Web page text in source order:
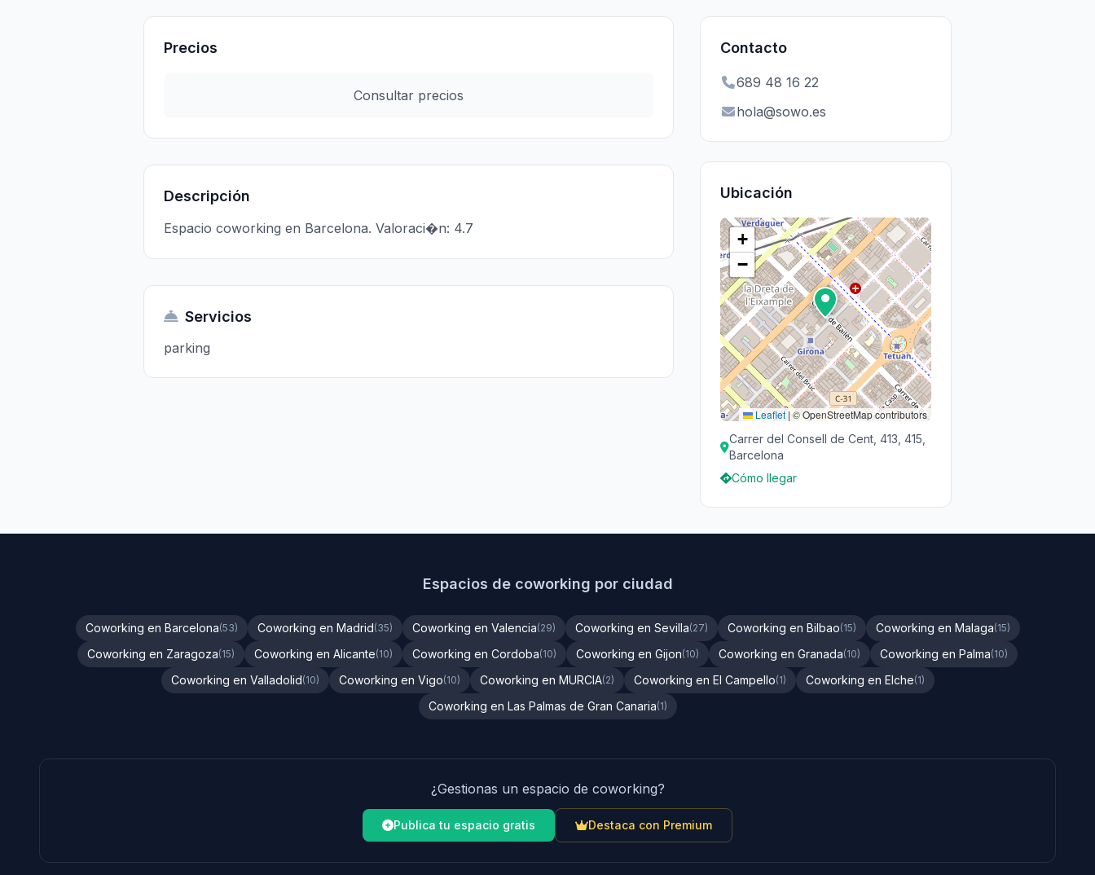
Precios
Consultar precios
Descripción
Espacio coworking en Barcelona. Valoraci�n: 4.7
Servicios
parking
Contacto
689 48 16 22
hola@sowo.es
Ubicación
+
−
Leaflet|© OpenStreetMap contributors
Carrer del Consell de Cent, 413, 415,
Barcelona
Cómo llegar
Espacios de coworking por ciudad
Coworking en Barcelona(53) Coworking en Madrid(35) Coworking en Valencia(29) Coworking en Sevilla(27) Coworking en Bilbao(15) Coworking en Malaga(15)
Coworking en Zaragoza(15) Coworking en Alicante(10) Coworking en Cordoba(10) Coworking en Gijon(10) Coworking en Granada(10) Coworking en Palma(10)
Coworking en Valladolid(10) Coworking en Vigo(10) Coworking en MURCIA(2) Coworking en El Campello(1) Coworking en Elche(1)
Coworking en Las Palmas de Gran Canaria(1)
¿Gestionas un espacio de coworking?
Publica tu espacio gratis Destaca con Premium